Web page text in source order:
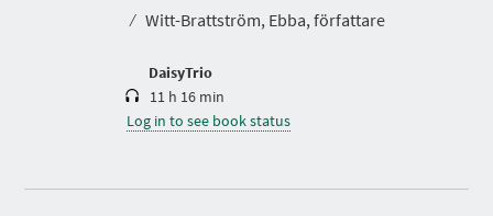
⁄ Witt-Brattström, Ebba, författare
DaisyTrio
i
11 h 16 min
Log in to see book status
D